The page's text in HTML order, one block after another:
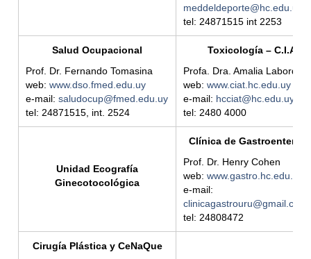
meddeldeporte@hc.edu.uy
tel: 24871515 int 2253
Salud Ocupacional
Prof. Dr. Fernando Tomasina
web:www.dso.fmed.edu.uy
e-mail:saludocup@fmed.edu.uy
tel: 24871515, int. 2524
Toxicología – C.I.A.T.
Profa. Dra. Amalia Laborde
web:www.ciat.hc.edu.uy
e-mail: hcciat@hc.edu.uy
tel: 2480 4000
Unidad Ecografía
Ginecotocológica
Clínica de
Prof. Dr. Henry Cohen
web:www.gastro.hc.edu.uy
e-mail:
clinicagastrouru@gmail.com
tel: 24808472
Cirugía Plástica y CeNaQue